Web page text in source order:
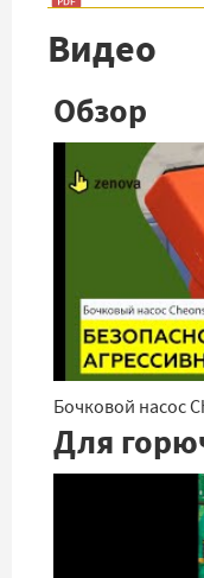
Видео
Обзор
Бочковой насос
Для